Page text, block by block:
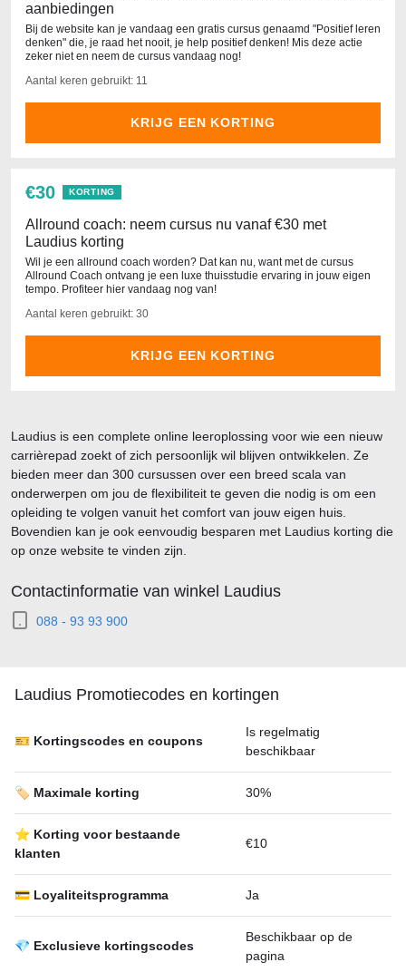
aanbiedingen
Bij de website kan je vandaag een gratis cursus genaamd "Positief leren
denken" die, je raad het nooit, je help positief denken! Mis deze actie
zeker niet en neem de cursus vandaag nog!
Aantal keren gebruikt: 11
KRIJG EEN KORTING
€30 KORTING
Allround coach: neem cursus nu vanaf €30 met
Laudius korting
Wil je een allround coach worden? Dat kan nu, want met de cursus
Allround Coach ontvang je een luxe thuisstudie ervaring in jouw eigen
tempo. Profiteer hier vandaag nog van!
Aantal keren gebruikt: 30
KRIJG EEN KORTING
Laudius Promotiecodes en kortingen
🎫 Kortingscodes en coupons
Is regelmatig
beschikbaar
🏷️ Maximale korting 30%
⭐ Korting voor bestaande
klanten
€10
💳 Loyaliteitsprogramma Ja
💎 Exclusieve kortingscodes
Beschikbaar op de
pagina
Laudius is een complete online leeroplossing voor wie een nieuw
carrièrepad zoekt of zich persoonlijk wil blijven ontwikkelen. Ze
bieden meer dan 300 cursussen over een breed scala van
onderwerpen om jou de flexibiliteit te geven die nodig is om een
opleiding te volgen vanuit het comfort van jouw eigen huis.
Bovendien kan je ook eenvoudig besparen met Laudius korting die
op onze website te vinden zijn.
Contactinformatie van winkel Laudius
088 - 93 93 900